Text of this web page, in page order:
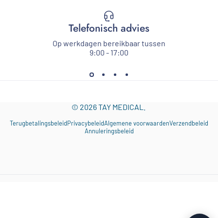
Telefonisch advies
Op werkdagen bereikbaar tussen
9:00 - 17:00
© 2026 TAY MEDICAL.
TerugbetalingsbeleidPrivacybeleidAlgemene voorwaardenVerzendbeleid
Annuleringsbeleid